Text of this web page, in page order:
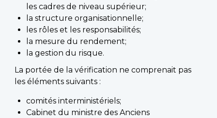
les cadres de niveau supérieur;
la structure organisationnelle;
les rôles et les responsabilités;
la mesure du rendement;
la gestion du risque.
La portée de la vérification ne comprenait pas
les éléments suivants :
comités interministériels;
Cabinet du ministre des Anciens